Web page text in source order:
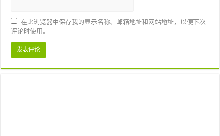
在此浏览器中保存我的显示名称、邮箱地址和网站地址，以便下次
评论时使用。